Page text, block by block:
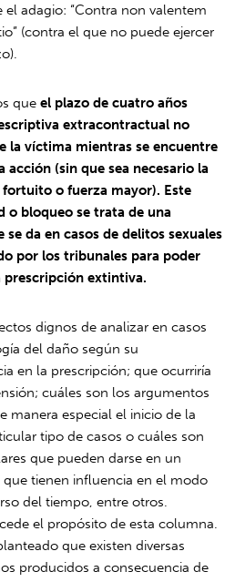
adagio: “Contra non valentem
(contra el que no puede ejercer
queel plazo de cuatro años
extracontractual no
la víctima mientras se encuentre
(sin que sea necesario la
o fuerza mayor). Este
o bloqueo se trata de una
da en casos de delitos sexuales
por los tribunales para poder
prescripción extintiva.
dignos de analizar en casos
del daño según su
en la prescripción; que ocurriría
cuáles son los argumentos
manera especial el inicio de la
tipo de casos o cuáles son
que pueden darse en un
tienen influencia en el modo
del tiempo, entre otros.
el propósito de esta columna.
que existen diversas
producidos a consecuencia de